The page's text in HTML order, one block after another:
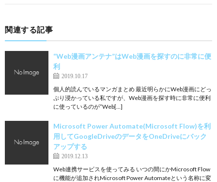
関連する記事
“Web漫画アンテナ”はWeb漫画を探すのに非常に便
利
2019.10.17
個人的読んでいるマンガまとめ 最近明らかにWeb漫画にどっ
ぷり浸かっている私ですが、Web漫画を探す時に非常に便利
に使っているのが”Web[…]
Microsoft Power Automate(Microsoft Flow)を利
用してGoogleDriveのデータをOneDriveにバック
アップする
2019.12.13
Web連携サービスを使ってみる いつの間にかMicrosoft Flow
に機能が追加されMicrosoft Power Automateという名称に変